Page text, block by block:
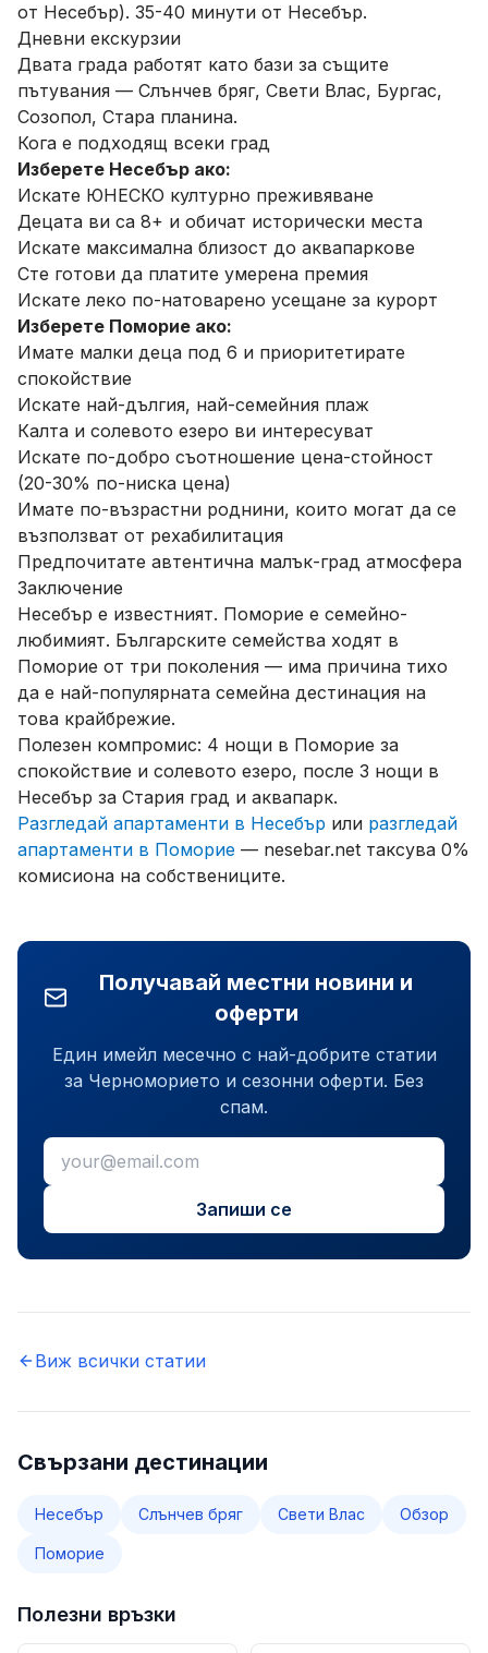
от Несебър). 35-40 минути от Несебър.
Дневни екскурзии
Двата града работят като бази за същите
пътувания — Слънчев бряг, Свети Влас, Бургас,
Созопол, Стара планина.
Кога е подходящ всеки град
Изберете Несебър ако:
Искате ЮНЕСКО културно преживяване
Децата ви са 8+ и обичат исторически места
Искате максимална близост до аквапаркове
Сте готови да платите умерена премия
Искате леко по-натоварено усещане за курорт
Изберете Поморие ако:
Имате малки деца под 6 и приоритетирате
спокойствие
Искате най-дългия, най-семейния плаж
Калта и солевото езеро ви интересуват
Искате по-добро съотношение цена-стойност
(20-30% по-ниска цена)
Имате по-възрастни роднини, които могат да се
възползват от рехабилитация
Предпочитате автентична малък-град атмосфера
Заключение
Несебър е известният. Поморие е семейно-
любимият. Българските семейства ходят в
Поморие от три поколения — има причина тихо
да е най-популярната семейна дестинация на
това крайбрежие.
Полезен компромис: 4 нощи в Поморие за
спокойствие и солевото езеро, после 3 нощи в
Несебър за Стария град и аквапарк.
Разгледай апартаменти в Несебър или разгледай
апартаменти в Поморие — nesebar.net таксува 0%
комисиона на собствениците.
Получавай местни новини и
оферти
Един имейл месечно с най-добрите статии
за Черноморието и сезонни оферти. Без
спам.
Запиши се
Виж всички статии
Свързани дестинации
Несебър Слънчев бряг Свети Влас Обзор
Поморие
Полезни връзки